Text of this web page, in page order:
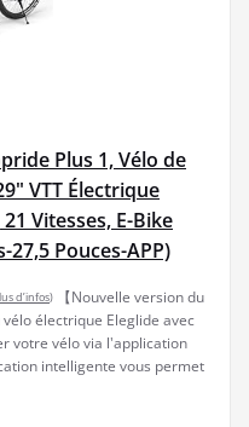
Plus 1, Vélo de
VTT Électrique
Vitesses, E-Bike
Pouces-APP)
d’infos)
【Nouvelle version du
électrique Eleglide avec
votre vélo via l'application
intelligente vous permet